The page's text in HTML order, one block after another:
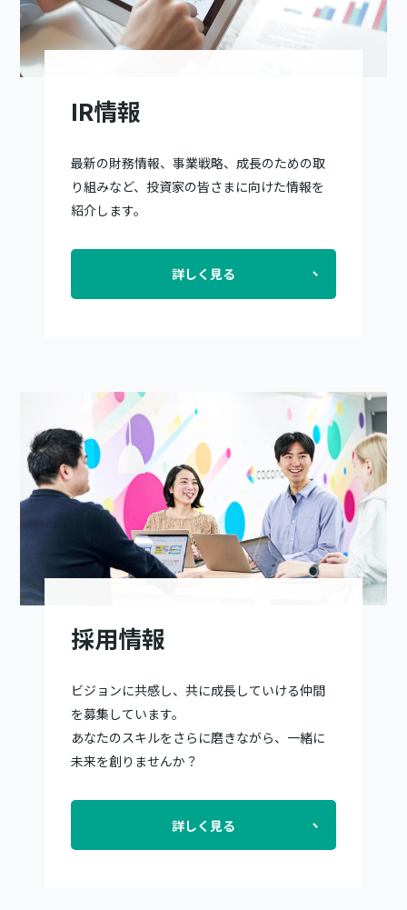
IR情報
最新の財務情報、事業戦略、成長のための取
り組みなど、投資家の皆さまに向けた情報を
紹介します。
詳しく見る
採用情報
ビジョンに共感し、共に成長していける仲間
を募集しています。
あなたのスキルをさらに磨きながら、一緒に
未来を創りませんか？
詳しく見る